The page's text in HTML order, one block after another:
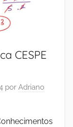
CESPE
por Adriano